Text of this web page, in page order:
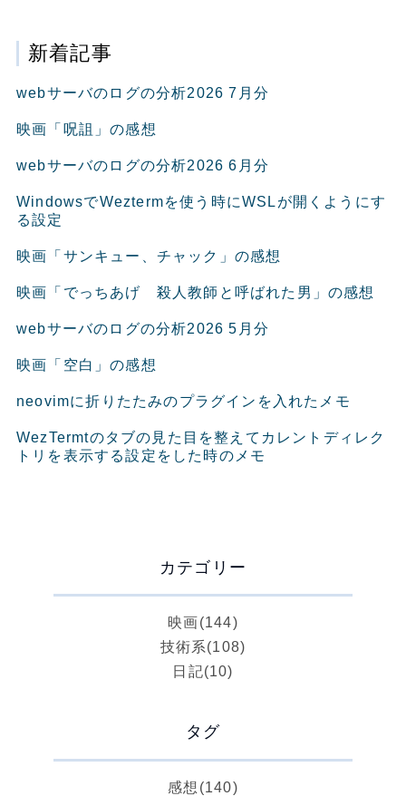
新着記事
webサーバのログの分析2026 7月分
映画「呪詛」の感想
webサーバのログの分析2026 6月分
WindowsでWeztermを使う時にWSLが開くようにす
る設定
映画「サンキュー、チャック」の感想
映画「でっちあげ 殺人教師と呼ばれた男」の感想
webサーバのログの分析2026 5月分
映画「空白」の感想
neovimに折りたたみのプラグインを入れたメモ
WezTermtのタブの見た目を整えてカレントディレク
トリを表示する設定をした時のメモ
カテゴリー
映画(144)
技術系(108)
日記(10)
タグ
感想 (140)